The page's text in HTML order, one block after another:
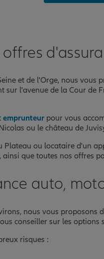
offres
et de l'Orge, nous vous
sur l'avenue de la Cour de
emprunteur pour vous
ou le château de
ou locataire d'un
, ainsi que toutes nos offres
auto,
nous vous proposons
conseiller sur les
risques :